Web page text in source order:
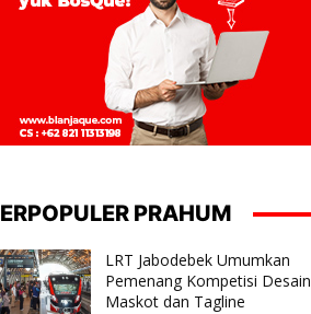
PRAHUM
LRT Jabodebek Umumkan
Pemenang Kompetisi Desain
Maskot dan Tagline